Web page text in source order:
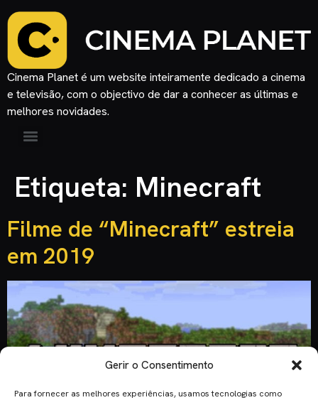
Gerir o Consentimento
Para fornecer as melhores experiências, usamos tecnologias como
Cinema Planet é um website inteiramente dedicado a cinema
e televisão, com o objectivo de dar a conhecer as últimas e
melhores novidades.
Etiqueta: Minecraft
Filme de “Minecraft” estreia
em 2019